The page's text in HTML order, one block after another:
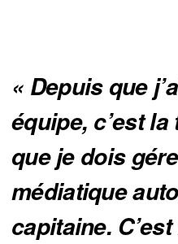
« Depuis que
équipe, c’est
que je dois
médiatique
capitaine.